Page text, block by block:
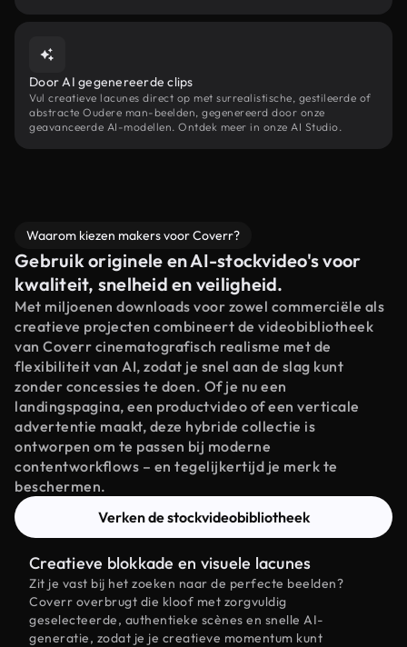
Door AI gegenereerde clips
Vul creatieve lacunes direct op met surrealistische, gestileerde of
abstracte Oudere man-beelden, gegenereerd door onze
geavanceerde AI-modellen. Ontdek meer in onze AI Studio.
Waarom kiezen makers voor Coverr?
Gebruik originele en AI-stockvideo's voor
kwaliteit, snelheid en veiligheid.
Met miljoenen downloads voor zowel commerciële als
creatieve projecten combineert de videobibliotheek
van Coverr cinematografisch realisme met de
flexibiliteit van AI, zodat je snel aan de slag kunt
zonder concessies te doen. Of je nu een
landingspagina, een productvideo of een verticale
advertentie maakt, deze hybride collectie is
ontworpen om te passen bij moderne
contentworkflows – en tegelijkertijd je merk te
beschermen.
Verken de stockvideobibliotheek
Creatieve blokkade en visuele lacunes
Zit je vast bij het zoeken naar de perfecte beelden?
Coverr overbrugt die kloof met zorgvuldig
geselecteerde, authentieke scènes en snelle AI-
generatie, zodat je je creatieve momentum kunt